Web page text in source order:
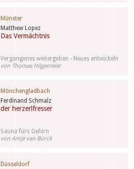
Matthew Lopez
Das Vermächtnis
Münster
Vergangenes weitergeben - Neues entwickeln
von Thomas Hilgemeier
Ferdinand Schmalz
der herzerlfresser
Mönchengladbach
Sauna fürs Gehirn
von Antje van Bürck
Düsseldorf